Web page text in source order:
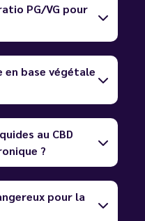
PG/VG pour
en base végétale
au CBD
?
pour la